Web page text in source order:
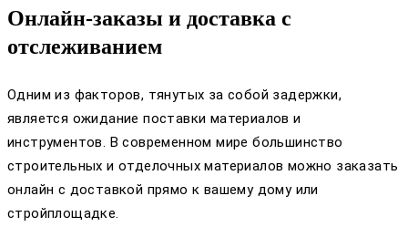
Онлайн-заказы и доставка с
отслеживанием
Одним из факторов, тянутых за собой задержки,
является ожидание поставки материалов и
инструментов. В современном мире большинство
строительных и отделочных материалов можно заказать
онлайн с доставкой прямо к вашему дому или
стройплощадке.